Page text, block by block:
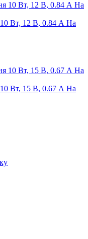
Вт, 12 В, 0.84 А На
Вт, 15 В, 0.67 А На